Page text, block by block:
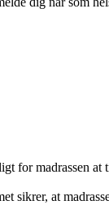
for madrassen
sikrer, at